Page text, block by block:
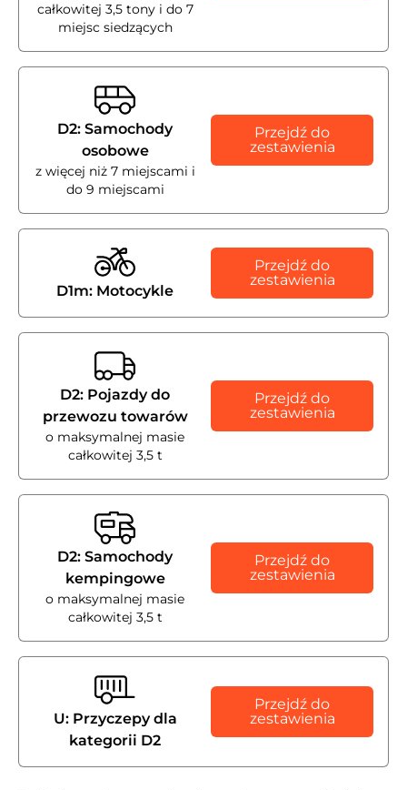
całkowitej 3,5 tony i do 7
miejsc siedzących
D2: Samochody
osobowe
z więcej niż 7 miejscami i
do 9 miejscami
Przejdź do
zestawienia
D1m: Motocykle
Przejdź do
zestawienia
D2: Pojazdy do
przewozu towarów
o maksymalnej masie
całkowitej 3,5 t
Przejdź do
zestawienia
D2: Samochody
kempingowe
o maksymalnej masie
całkowitej 3,5 t
Przejdź do
zestawienia
U: Przyczepy dla
kategorii D2
Przejdź do
zestawienia